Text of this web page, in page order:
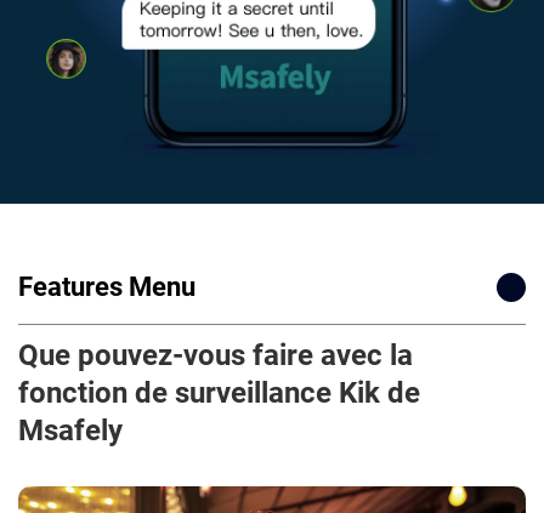
Features Menu
Que pouvez-vous faire avec la
fonction de surveillance Kik de
Msafely